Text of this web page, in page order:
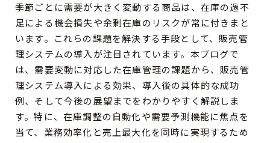
季節ごとに需要が大きく変動する商品は、在庫の過不
足による機会損失や余剰在庫のリスクが常に付きまと
います。これらの課題を解決する手段として、販売管
理システムの導入が注目されています。本ブログで
は、需要変動に対応した在庫管理の課題から、販売管
理システム導入による効果、導入後の具体的な成功
例、そして今後の展望までをわかりやすく解説しま
す。特に、在庫調整の自動化や需要予測機能に焦点を
当て、業務効率化と売上最大化を同時に実現するため